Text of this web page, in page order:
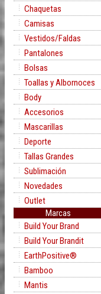
Chaquetas
Camisas
Vestidos/Faldas
Pantalones
Bolsas
Toallas y Albornoces
Body
Accesorios
Mascarillas
Deporte
Tallas Grandes
Sublimación
Novedades
Outlet
Marcas
Build Your Brand
Build Your Brandit
EarthPositive®
Bamboo
Mantis